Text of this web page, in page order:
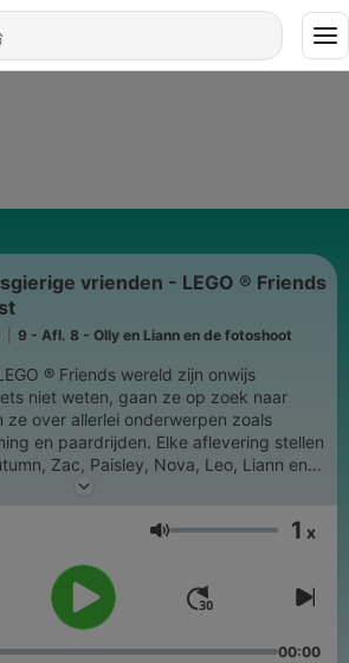
vrienden - LEGO ® Friends
9 - Afl. 8 - Olly en Liann en de fotoshoot
® Friends wereld zijn onwijs
niet weten, gaan ze op zoek naar
ze over allerlei onderwerpen zoals
en paardrijden. Elke aflevering stellen
Zac, Paisley, Nova, Leo, Liann en
experts over een ander onderwerp.
音量 1 x
00:00